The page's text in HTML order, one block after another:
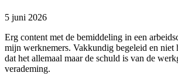
5 juni 2026
Erg content met de bemiddeling in een
mijn werknemers. Vakkundig begeleid en niet
dat het allemaal maar de schuld is van de
verademing.